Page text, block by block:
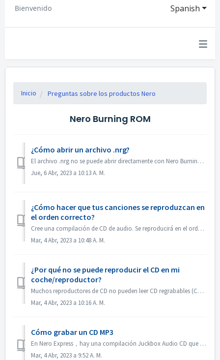
Spanish
Bienvenido
Inicio Preguntas sobre los productos Nero
Nero Burning ROM
¿Cómo abrir un archivo .nrg?
El archivo .nrg no se puede abrir directamente con Nero Burning ROM. Puede grabar el archivo nrg en un disco con Nero Burning ROM. O utilizar el software d...
Jue, 6 Abr, 2023 a 10:13 A. M.
¿Cómo hacer que tus canciones se reproduzcan en
el orden correcto?
Cree una compilación de CD de audio. Se reproducirá en el orden en que agregó los archivos. Si crea con otra compilación que se quemará en realidad un disco...
Mar, 4 Abr, 2023 a 10:48 A. M.
¿Por qué no se puede reproducir el CD en mi
coche/reproductor?
Muchos reproductores de CD no pueden leer CD regrabables (CD-RW). Por lo tanto, debes utilizar CD-ROM normales para grabar CD de audio.
Mar, 4 Abr, 2023 a 10:16 A. M.
Cómo grabar un CD MP3
En Nero Express，hay una compilación Juckbox Audio CD que crea un CD con todos sus archivos MP3, WMA, o Nero AAC favoritos que se pueden reproducir en cualqu...
Mar, 4 Abr, 2023 a 9:52 A. M.